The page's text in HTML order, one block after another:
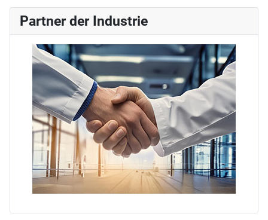
Partner der Industrie